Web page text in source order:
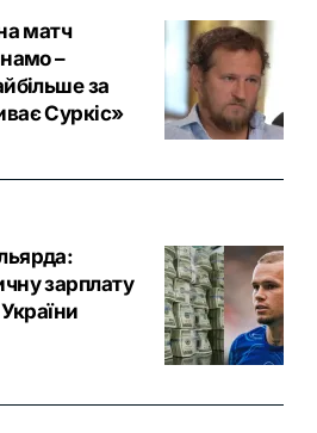
матч
–
за
Суркіс»
зарплату